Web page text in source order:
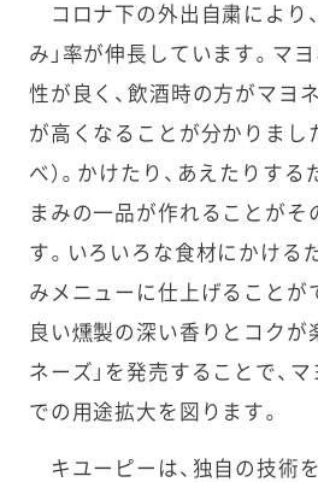
コロナ下の外出自粛により
み」率が伸長しています。マ
性が良く、飲酒時の方がマヨ
が高くなることが分かりまし
べ）。かけたり、あえたりする
まみの一品が作れることがそ
す。いろいろな食材にかける
みメニューに仕上げることが
良い燻製の深い香りとコクが
ネーズ」を発売することで、
での用途拡大を図ります。
キユーピーは、独自の技術